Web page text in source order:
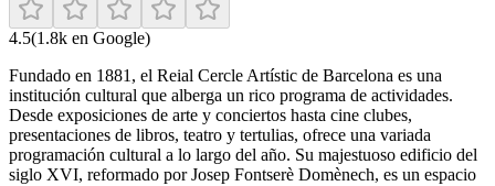
4.5(1.8k en Google)
Fundado en 1881, el Reial Cercle Artístic de Barcelona es una
institución cultural que alberga un rico programa de actividades.
Desde exposiciones de arte y conciertos hasta cine clubes,
presentaciones de libros, teatro y tertulias, ofrece una variada
programación cultural a lo largo del año. Su majestuoso edificio del
siglo XVI, reformado por Josep Fontserè Domènech, es un espacio